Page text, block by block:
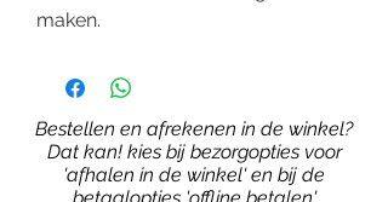
maken.
Bestellen en afrekenen in de winkel?
Dat kan! kies bij bezorgopties voor
'afhalen in de winkel' en bij de